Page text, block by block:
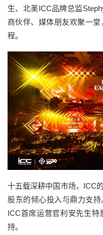
生、北美ICC品牌总监
商伙伴、媒体朋友欢聚一
程。
十五载深耕中国市场，ICC
股东的倾心投入与鼎力支
ICC首席运营官利安先生
持。